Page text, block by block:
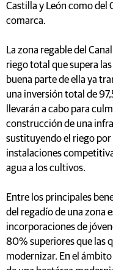
Castilla y León como del
comarca.
La zona regable del
riego total que supera
buena parte de ella ya
una inversión total de
llevarán a cabo para
construcción de una
sustituyendo el riego
instalaciones
agua a los cultivos.
Entre los principales
del regadío de una zona
incorporaciones de
80% superiores que las
modernizar. En el